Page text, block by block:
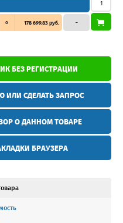
0 178 699.83 руб. –
БЕЗ РЕГИСТРАЦИИ
ИЛИ СДЕЛАТЬ ЗАПРОС
О ДАННОМ ТОВАРЕ
БРАУЗЕРА